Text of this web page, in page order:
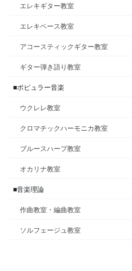
エレキギター教室
エレキベース教室
アコースティックギター教室
ギター弾き語り教室
■ポピュラー音楽
ウクレレ教室
クロマチックハーモニカ教室
ブルースハープ教室
オカリナ教室
■音楽理論
作曲教室・編曲教室
ソルフェージュ教室